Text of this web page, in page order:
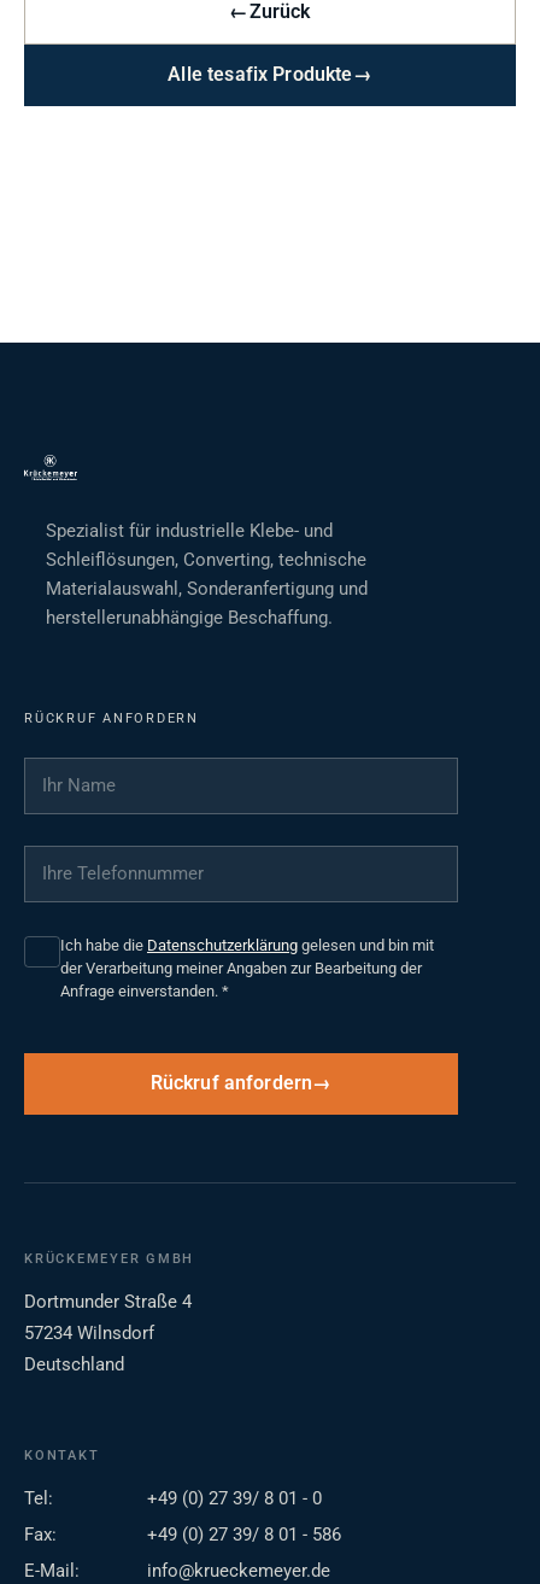
←Zurück
Alle tesafix Produkte→
Spezialist für industrielle Klebe- und
Schleiflösungen, Converting, technische
Materialauswahl, Sonderanfertigung und
herstellerunabhängige Beschaffung.
RÜCKRUF ANFORDERN
Ihr Name
Ihre Telefonnummer
Ich habe die Datenschutzerklärung gelesen und bin mit
der Verarbeitung meiner Angaben zur Bearbeitung der
Anfrage einverstanden. *
Rückruf anfordern
KRÜCKEMEYER GMBH
Dortmunder Straße 4
57234 Wilnsdorf
Deutschland
KONTAKT
Tel:
+49 (0) 27 39/ 8 01 - 0
Fax:
+49 (0) 27 39/ 8 01 - 586
E-Mail:
info@krueckemeyer.de